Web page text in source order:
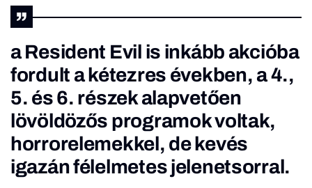
a Resident Evil is inkább akcióba
fordult a kétezres években, a 4.,
5. és 6. részek alapvetően
lövöldözős programok voltak,
horrorelemekkel, de kevés
igazán félelmetes jelenetsorral.